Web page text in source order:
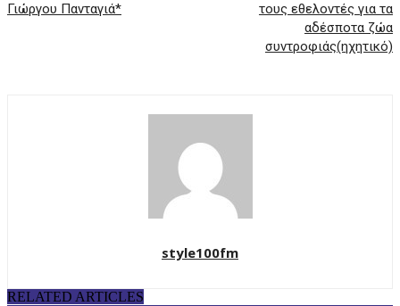
Γιώργου Πανταγιά*
τους εθελοντές για τα
αδέσποτα ζώα
συντροφιάς(ηχητικό)
style100fm
RELATED ARTICLES